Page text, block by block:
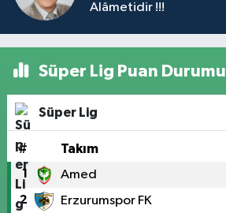
Alâmetidir !!!
Süper Lig Puan Durumu
Süper Lig
# Takım
1 Amed
2 Erzurumspor FK